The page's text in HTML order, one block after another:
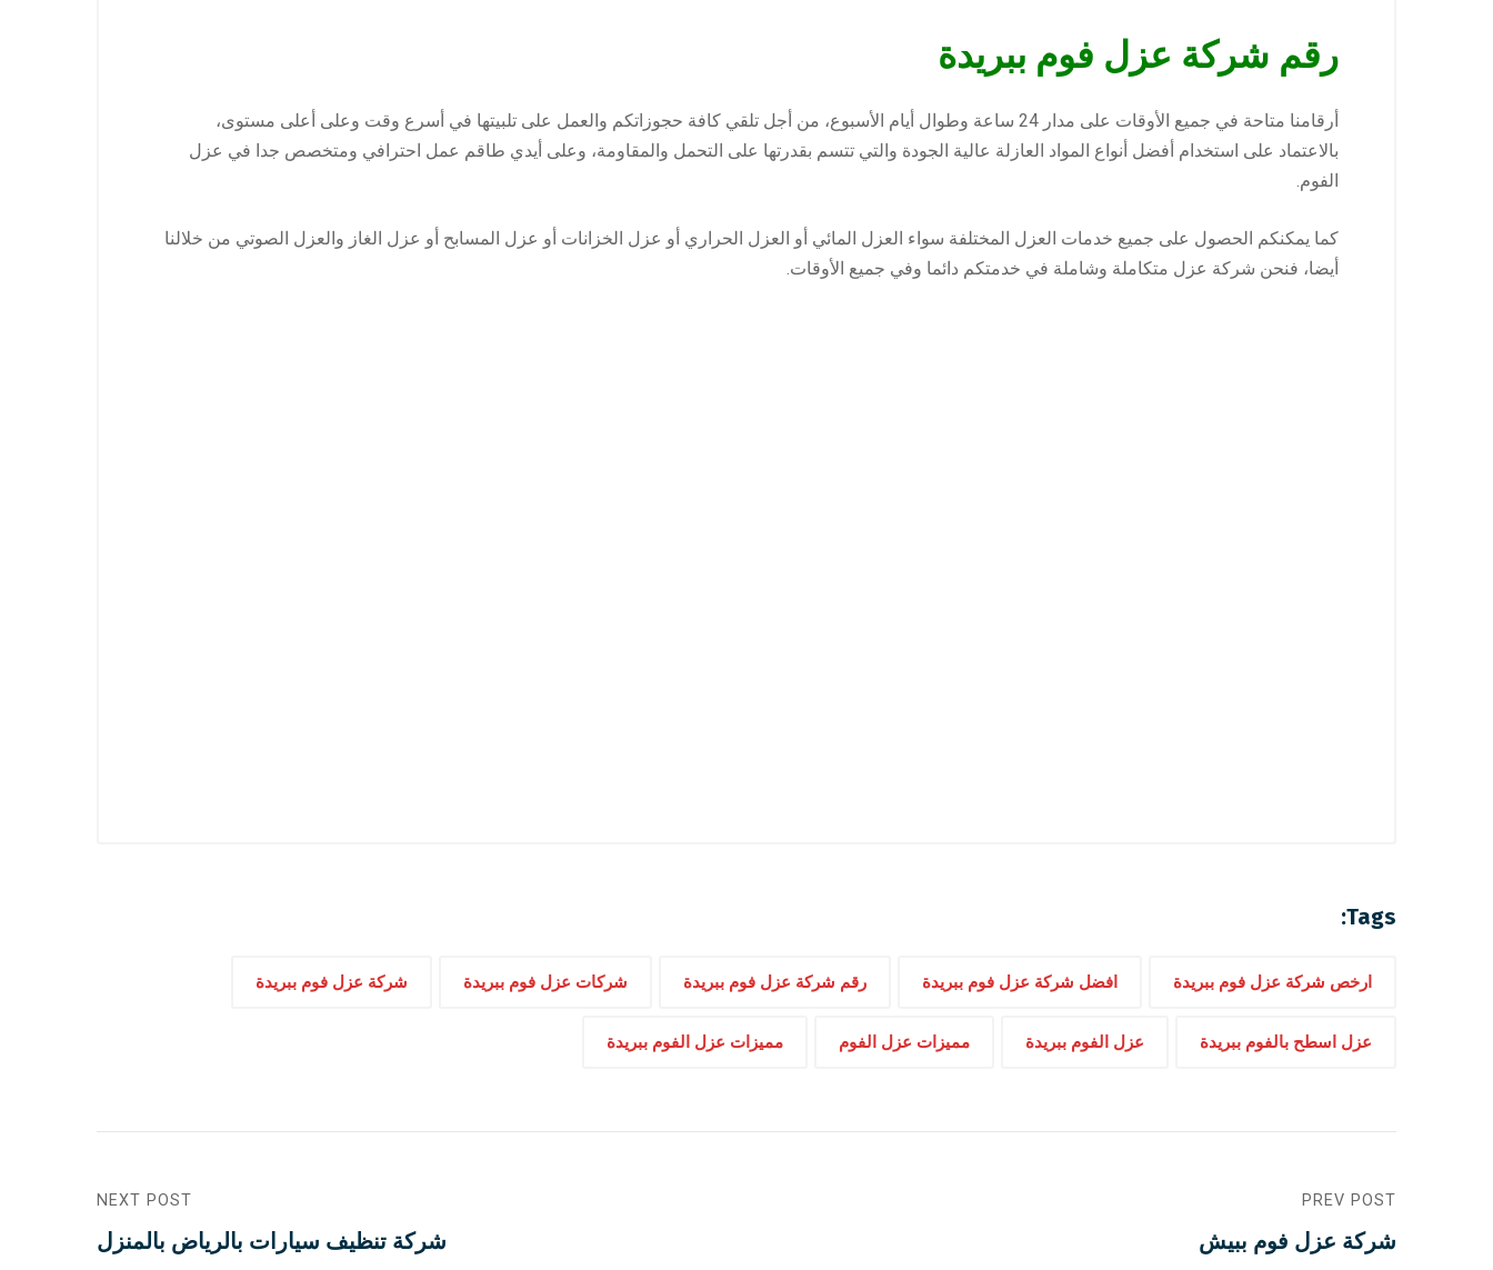
رقم شركة عزل فوم ببريدة
أرقامنا متاحة في جميع الأوقات على مدار 24 ساعة وطوال أيام الأسبوع، من أجل تلقي كافة حجوزاتكم والعمل على تلبيتها في أسرع وقت وعلى أعلى مستوى،
بالاعتماد على استخدام أفضل أنواع المواد العازلة عالية الجودة والتي تتسم بقدرتها على التحمل والمقاومة، وعلى أيدي طاقم عمل احترافي ومتخصص جدا في عزل
الفوم.
كما يمكنكم الحصول على جميع خدمات العزل المختلفة سواء العزل المائي أو العزل الحراري أو عزل الخزانات أو عزل المسابح أو عزل الغاز والعزل الصوتي من خلالنا
أيضا، فنحن شركة عزل متكاملة وشاملة في خدمتكم دائما وفي جميع الأوقات.
Tags:
ارخص شركة عزل فوم ببريدة افضل شركة عزل فوم ببريدة رقم شركة عزل فوم ببريدة شركات عزل فوم ببريدة شركة عزل فوم ببريدة
عزل اسطح بالفوم ببريدة عزل الفوم ببريدة مميزات عزل الفوم مميزات عزل الفوم ببريدة
PREV POST
شركة عزل فوم ببيش
NEXT POST
شركة تنظيف سيارات بالرياض بالمنزل